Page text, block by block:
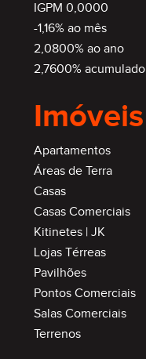
IGPM 0,0000
-1,16% ao mês
2,0800% ao ano
2,7600% acumulado
Imóveis
Apartamentos
Áreas de Terra
Casas
Casas Comerciais
Kitinetes | JK
Lojas Térreas
Pavilhões
Pontos Comerciais
Salas Comerciais
Terrenos